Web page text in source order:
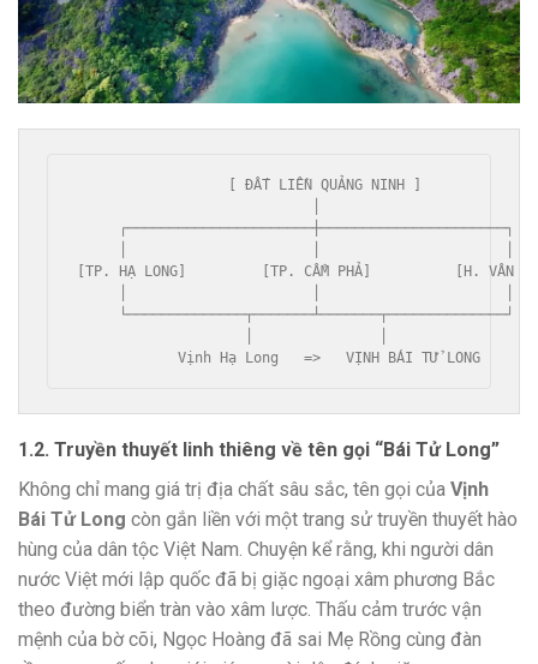
                  [ ĐẤT LIỀN QUẢNG NINH ]
     ┌──────────────────────┼──────────────────────┐
[TP. HẠ LONG]         [TP. CẨM PHẢ]          [H. VÂN
     └──────────────┬───────┴───────┬──────────────┘
1.2. Truyền thuyết linh thiêng về tên gọi “Bái Tử Long”
Không chỉ mang giá trị địa chất sâu sắc, tên gọi của Vịnh
Bái Tử Long còn gắn liền với một trang sử truyền thuyết hào
hùng của dân tộc Việt Nam. Chuyện kể rằng, khi người dân
nước Việt mới lập quốc đã bị giặc ngoại xâm phương Bắc
theo đường biển tràn vào xâm lược. Thấu cảm trước vận
mệnh của bờ cõi, Ngọc Hoàng đã sai Mẹ Rồng cùng đàn